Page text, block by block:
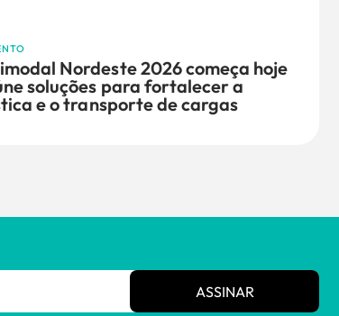
Nordeste 2026 começa hoje
soluções para fortalecer a
e o transporte de cargas
ASSINAR